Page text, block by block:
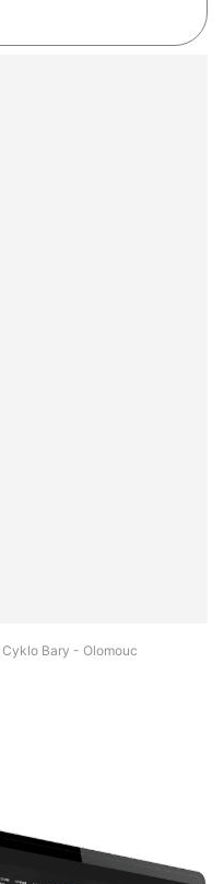
Bary - Olomouc